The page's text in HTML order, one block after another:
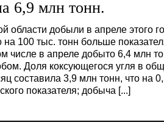
6,9 млн тонн.
области добыли в апреле этого
на 100 тыс. тонн больше
числе в апреле добыто 6,4 млн
Доля коксующегося угля в
составила 3,9 млн тонн, что на
показателя; добыча [...]